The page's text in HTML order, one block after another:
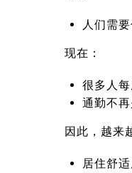
人们需
现在：
很多人
通勤不
因此，越来
居住舒